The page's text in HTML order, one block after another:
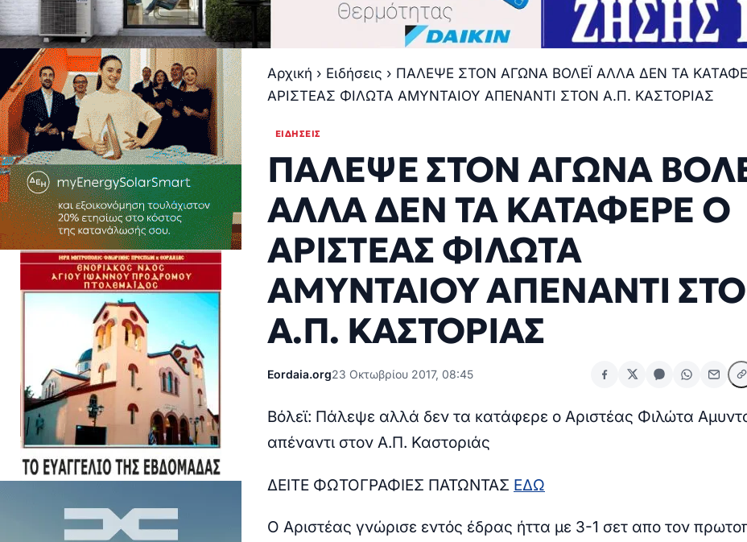
Αρχική › Ειδήσεις › ΠΑΛΕΨΕ ΣΤΟΝ ΑΓΩΝΑ ΒΟΛΕΪ ΑΛΛΑ ΔΕΝ ΤΑ
ΑΡΙΣΤΕΑΣ ΦΙΛΩΤΑ ΑΜΥΝΤΑΙΟΥ ΑΠΕΝΑΝΤΙ ΣΤΟΝ Α.Π. ΚΑΣΤΟΡΙΑΣ
ΕΙΔΉΣΕΙΣ
ΠΑΛΕΨΕ ΣΤΟΝ ΑΓΩΝΑ
ΑΛΛΑ ΔΕΝ ΤΑ ΚΑΤΑΦΕΡΕ Ο
ΑΡΙΣΤΕΑΣ ΦΙΛΩΤΑ
ΑΜΥΝΤΑΙΟΥ ΑΠΕΝΑΝΤΙ
Α.Π. ΚΑΣΤΟΡΙΑΣ
Eordaia.org23 Οκτωβρίου 2017, 08:45
Βόλεϊ: Πάλεψε αλλά δεν τα κατάφερε ο Αριστέας Φιλώτα
απέναντι στον Α.Π. Καστοριάς
ΔΕΙΤΕ ΦΩΤΟΓΡΑΦΙΕΣ ΠΑΤΩΝΤΑΣ ΕΔΩ
O Αριστέας γνώρισε εντός έδρας ήττα με 3-1 σετ απο τον